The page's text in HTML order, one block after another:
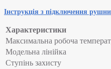
Інструкція з підключення
Характеристики
Максимальна робоча
Модельна лінійка
Ступінь захисту